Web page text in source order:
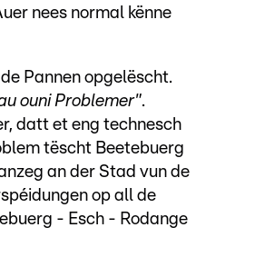
nees normal kënne
Pannen opgelëscht.
ouni Problemer".
datt et eng technesch
tëscht Beetebuerg
an der Stad vun de
op all de
- Esch - Rodange